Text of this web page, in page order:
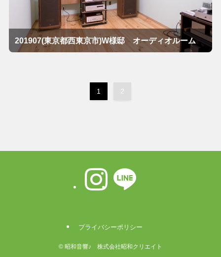
201907(東京都西東京市)W様邸 オーディオルーム
1 2
プライバシーポリシー
© 昭和音響♪ 株式会社昭和クリエイト